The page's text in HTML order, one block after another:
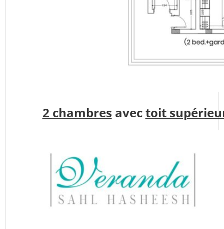
2 chambres avectoit